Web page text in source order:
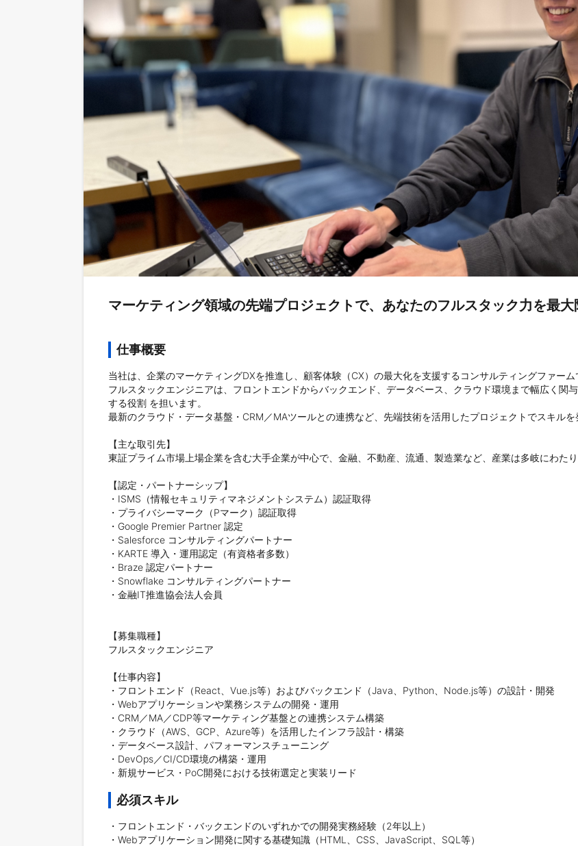
マーケティング領域の先端プロジェクトで、あなたのフルスタック力を最大
仕事概要
当社は、企業のマーケティングDXを推進し、顧客体験（CX）の最大化を支援するコンサルティングファーム
フルスタックエンジニアは、フロントエンドからバックエンド、データベース、クラウド環境まで幅広く関
する役割 を担います。
最新のクラウド・データ基盤・CRM／MAツールとの連携など、先端技術を活用したプロジェクトでスキルを
【主な取引先】
東証プライム市場上場企業を含む大手企業が中心で、金融、不動産、流通、製造業など、産業は多岐にわたり
【認定・パートナーシップ】
・ISMS（情報セキュリティマネジメントシステム）認証取得
・プライバシーマーク（Pマーク）認証取得
・Google Premier Partner 認定
・Salesforce コンサルティングパートナー
・KARTE 導入・運用認定（有資格者多数）
・Braze 認定パートナー
・Snowflake コンサルティングパートナー
・金融IT推進協会法人会員
【募集職種】
フルスタックエンジニア
【仕事内容】
・フロントエンド（React、Vue.js等）およびバックエンド（Java、Python、Node.js等）の設計・開発
・Webアプリケーションや業務システムの開発・運用
・CRM／MA／CDP等マーケティング基盤との連携システム構築
・クラウド（AWS、GCP、Azure等）を活用したインフラ設計・構築
・データベース設計、パフォーマンスチューニング
・DevOps／CI/CD環境の構築・運用
・新規サービス・PoC開発における技術選定と実装リード
必須スキル
・フロントエンド・バックエンドのいずれかでの開発実務経験（2年以上）
・Webアプリケーション開発に関する基礎知識（HTML、CSS、JavaScript、SQL等）